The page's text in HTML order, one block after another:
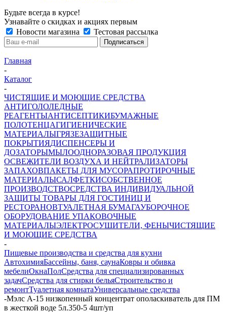
Будьте всегда в курсе!
Узнавайте о скидках и акциях первым
Новости магазина
Тестовая рассылка
Главная
-
Каталог
-
ЧИСТЯЩИЕ И МОЮЩИЕ СРЕДСТВА
АНТИГОЛОЛЕДНЫЕ
РЕАГЕНТЫАНТИСЕПТИКИБУМАЖНЫЕ
ПОЛОТЕНЦАГИГИЕНИЧЕСКИЕ
МАТЕРИАЛЫГРЯЗЕЗАЩИТНЫЕ
ПОКРЫТИЯДИСПЕНСЕРЫ И
ДОЗАТОРЫМЫЛООДНОРАЗОВАЯ ПРОДУКЦИЯ
ОСВЕЖИТЕЛИ ВОЗДУХА И НЕЙТРАЛИЗАТОРЫ
ЗАПАХОВПАКЕТЫ ДЛЯ МУСОРАПРОТИРОЧНЫЕ
МАТЕРИАЛЫСАЛФЕТКИСОБСТВЕННОЕ
ПРОИЗВОДСТВОСРЕДСТВА ИНДИВИДУАЛЬНОЙ
ЗАЩИТЫ ТОВАРЫ ДЛЯ ГОСТИНИЦ И
РЕСТОРАНОВТУАЛЕТНАЯ БУМАГАУБОРОЧНОЕ
ОБОРУДОВАНИЕ УПАКОВОЧНЫЕ
МАТЕРИАЛЫЭЛЕКТРОСУШИТЕЛИ, ФЕНЫЧИСТЯЩИЕ
И МОЮЩИЕ СРЕДСТВА
-
Пищевые производства и средства для кухни
АвтохимияБассейны, баня, саунаКовры и обивка
мебелиОкнаПолСредства для специализированных
задачСредства для стирки бельяСтроительство и
ремонтТуалетная комнатаУниверсальные средства
-Мэлс А-15 низкопенный концентрат ополаскиватель для ПМ
в жесткой воде 5л.350-5 4шт/уп